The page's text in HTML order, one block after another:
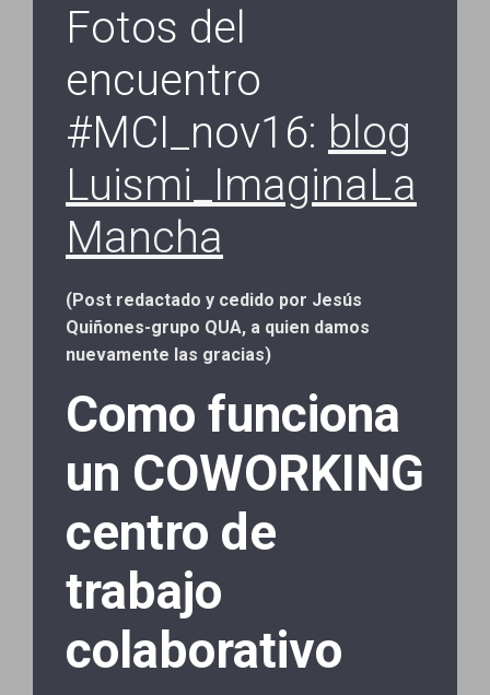
Fotos del
encuentro
#MCI_nov16: blog
Luismi_ImaginaLa
Mancha
(Post redactado y cedido por Jesús
Quiñones-grupo QUA, a quien damos
nuevamente las gracias)
Como funciona
un COWORKING
centro de
trabajo
colaborativo